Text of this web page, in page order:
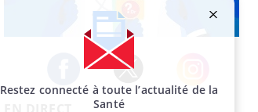
Facebook Twitter Instagram
Restez connecté à toute l’actualité de la
Santé